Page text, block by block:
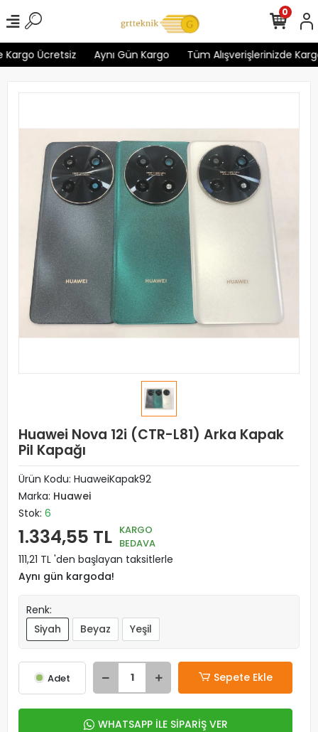
Ücretsiz Aynı Gün Kargo Tüm Alışverişlerinizde
0
Huawei Nova 12i (CTR-L81) Arka Kapak
Pil Kapağı
Ürün Kodu: HuaweiKapak92
Marka: Huawei
Stok: 6
1.334,55 TL KARGO
BEDAVA
111,21 TL 'den başlayan taksitlerle
Aynı gün kargoda!
Renk:
Siyah
Beyaz Yeşil
Adet Sepete Ekle
WHATSAPP İLE SİPARİŞ VER